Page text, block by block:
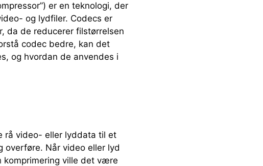
er en teknologi, der
og lydfiler. Codecs er
da de reducerer filstørrelsen
codec bedre, kan det
og hvordan de anvendes i
rå video- eller lyddata til et
Når video eller lyd
komprimering ville det være